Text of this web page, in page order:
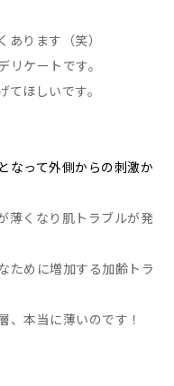
ります（笑）
ケートです。
ほしいです。
なって外側からの刺激か
薄くなり肌トラブルが発
ために増加する加齢トラ
、本当に薄いのです！